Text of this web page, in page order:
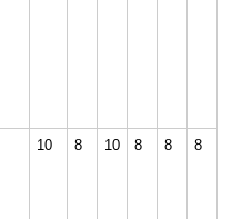
10 8 10 8 8 8